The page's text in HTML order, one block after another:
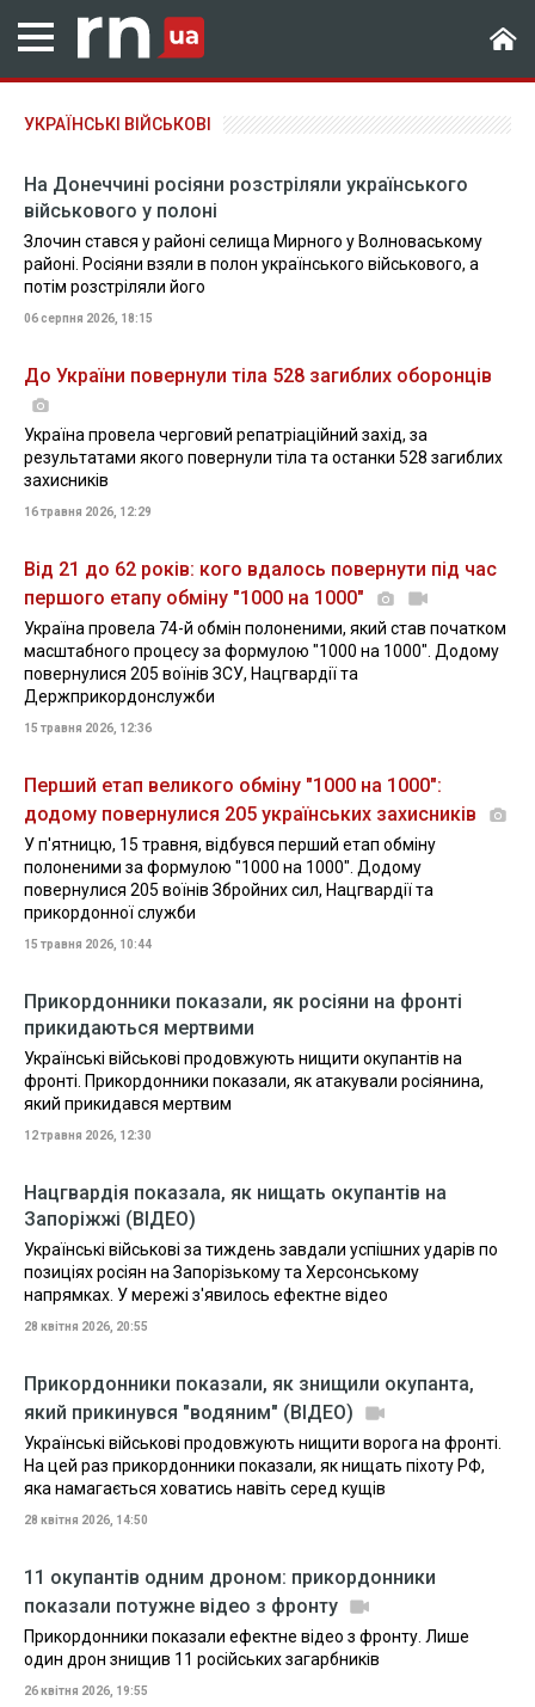
УКРАЇНСЬКІ ВІЙСЬКОВІ
На Донеччині росіяни розстріляли українського
військового у полоні
Злочин стався у районі селища Мирного у Волноваському
районі. Росіяни взяли в полон українського військового, а
потім розстріляли його
06 серпня 2026, 18:15
До України повернули тіла 528 загиблих оборонців
Україна провела черговий репатріаційний захід, за
результатами якого повернули тіла та останки 528 загиблих
захисників
16 травня 2026, 12:29
Від 21 до 62 років: кого вдалось повернути під час
першого етапу обміну "1000 на 1000"
Україна провела 74-й обмін полоненими, який став початком
масштабного процесу за формулою "1000 на 1000". Додому
повернулися 205 воїнів ЗСУ, Нацгвардії та
Держприкордонслужби
15 травня 2026, 12:36
Перший етап великого обміну "1000 на 1000":
додому повернулися 205 українських захисників
У п'ятницю, 15 травня, відбувся перший етап обміну
полоненими за формулою "1000 на 1000". Додому
повернулися 205 воїнів Збройних сил, Нацгвардії та
прикордонної служби
15 травня 2026, 10:44
Прикордонники показали, як росіяни на фронті
прикидаються мертвими
Українські військові продовжують нищити окупантів на
фронті. Прикордонники показали, як атакували росіянина,
який прикидався мертвим
12 травня 2026, 12:30
Нацгвардія показала, як нищать окупантів на
Запоріжжі (ВІДЕО)
Українські військові за тиждень завдали успішних ударів по
позиціях росіян на Запорізькому та Херсонському
напрямках. У мережі з'явилось ефектне відео
28 квітня 2026, 20:55
Прикордонники показали, як знищили окупанта,
який прикинувся "водяним" (ВІДЕО)
Українські військові продовжують нищити ворога на фронті.
На цей раз прикордонники показали, як нищать піхоту РФ,
яка намагається ховатись навіть серед кущів
28 квітня 2026, 14:50
11 окупантів одним дроном: прикордонники
показали потужне відео з фронту
Прикордонники показали ефектне відео з фронту. Лише
один дрон знищив 11 російських загарбників
26 квітня 2026, 19:55